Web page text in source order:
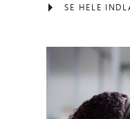
SE HELE